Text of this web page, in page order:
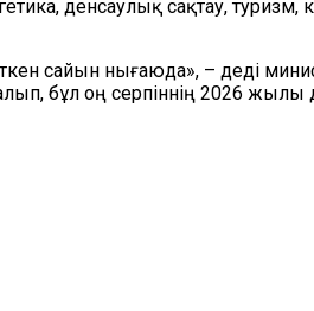
денсаулық сақтау, туризм,
сайын нығаюда», – деді
бұл оң серпіннің 2026